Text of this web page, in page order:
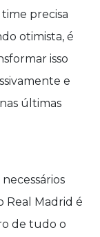
precisa
otimista, é
isso
e
últimas
Madrid é
de tudo o